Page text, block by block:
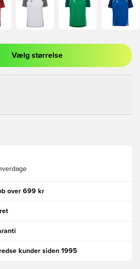
logge ind eller tilmelde dig som medlem
Vælg størrelse
over 699 kr
kunder siden 1995